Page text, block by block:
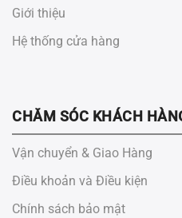
Giới thiệu
Hệ thống cửa hàng
CHĂM SÓC KHÁCH
Vận chuyển & Giao Hàng
Điều khoản và Điều kiện
Chính sách bảo mật